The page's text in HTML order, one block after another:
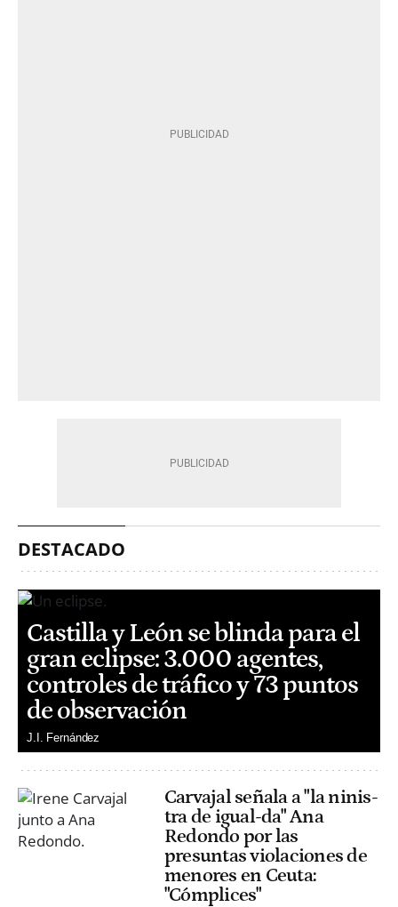
DESTACADO
Castilla y León se blinda para el
gran eclipse: 3.000 agentes,
controles de tráfico y 73 puntos
de observación
J.I. Fernández
Carvajal señala a "la ninis-
tra de igual-da" Ana
Redondo por las
presuntas violaciones de
menores en Ceuta:
"Cómplices"